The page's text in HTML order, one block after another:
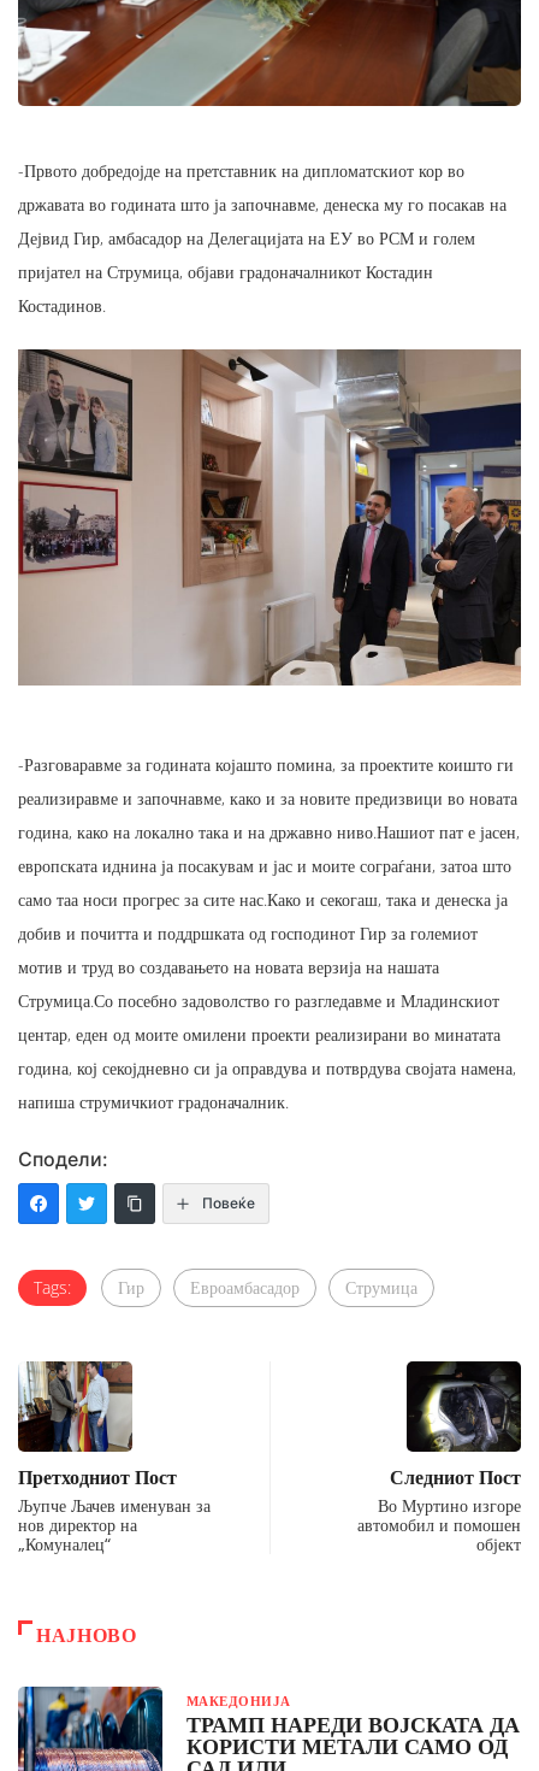
-Првото добредојде на претставник на дипломатскиот кор во
државата во годината што ја започнавме, денеска му го посакав на
Дејвид Гир, амбасадор на Делегацијата на ЕУ во РСМ и голем
пријател на Струмица, објави градоначалникот Костадин
Костадинов.
-Разговаравме за годината којашто помина, за проектите коишто ги
реализиравме и започнавме, како и за новите предизвици во новата
година, како на локално така и на државно ниво.Нашиот пат е јасен,
европската иднина ја посакувам и јас и моите сограѓани, затоа што
само таа носи прогрес за сите нас.Како и секогаш, така и денеска ја
добив и почитта и поддршката од господинот Гир за големиот
мотив и труд во создавањето на новата верзија на нашата
Струмица.Со посебно задоволство го разгледавме и Младинскиот
центар, еден од моите омилени проекти реализирани во минатата
година, кој секојдневно си ја оправдува и потврдува својата намена,
напиша струмичкиот градоначалник.
Сподели:
Повеќе
Tags: Гир Евроамбасадор Струмица
Претходниот Пост
Љупче Љачев именуван за
нов директор на
„Комуналец“
Следниот Пост
Во Муртино изгоре
автомобил и помошен
објект
НАЈНОВО
МАКЕДОНИЈА
ТРАМП НАРЕДИ ВОЈСКАТА ДА
КОРИСТИ МЕТАЛИ САМО ОД